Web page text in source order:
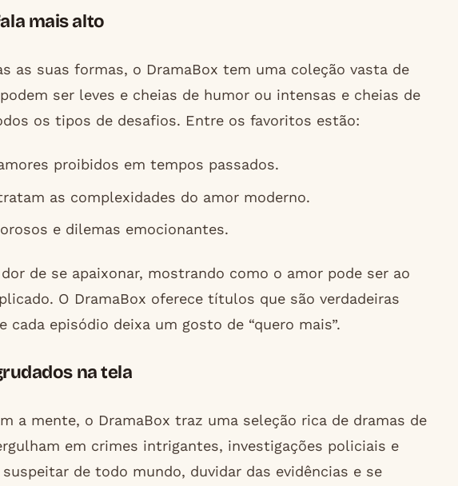
mais alto
as suas formas, o DramaBox tem uma coleção vasta de
ser leves e cheias de humor ou intensas e cheias de
os tipos de desafios. Entre os favoritos estão:
proibidos em tempos passados.
as complexidades do amor moderno.
e dilemas emocionantes.
de se apaixonar, mostrando como o amor pode ser ao
O DramaBox oferece títulos que são verdadeiras
episódio deixa um gosto de “quero mais”.
na tela
a mente, o DramaBox traz uma seleção rica de dramas de
em crimes intrigantes, investigações policiais e
de todo mundo, duvidar das evidências e se